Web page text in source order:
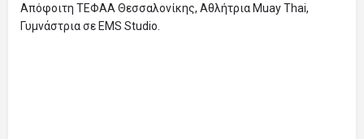
Απόφοιτη ΤΕΦΑΑ Θεσσαλονίκης, Αθλήτρια Muay Thai,
Γυμνάστρια σε EMS Studio.